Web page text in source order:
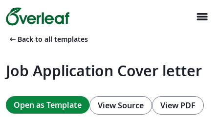
menu
arrow_left_alt Back to all templates
Job Application Cover letter
Open as Template View Source View PDF